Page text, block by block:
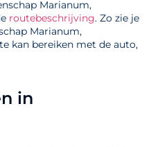
Marianum,
routebeschrijving. Zo zie je
Marianum,
kan bereiken met de auto,
in